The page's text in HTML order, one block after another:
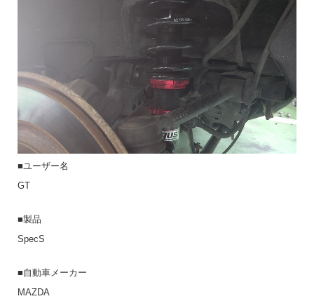
■ユーザー名
GT
■製品
SpecS
■自動車メーカー
MAZDA